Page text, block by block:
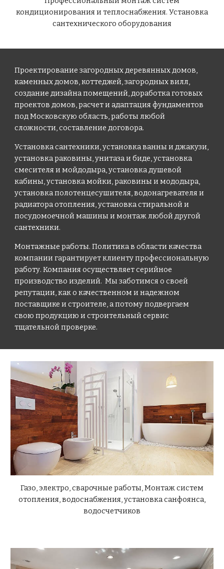
кондиционирования и теплоснабжения. Установка
сантехнического оборудования
Проектирование загородных деревянных домов,
каменных домов, коттеджей, загородных вилл,
создание дизайна помещений, доработка готовых
проектов домов, расчет и адаптация фундаментов
под Московскую область, работы любой
сложности, составление договора.
Установка сантехники, установка ванны и джакузи,
установка раковины, унитаза и биде, установка
смесителя и мойдодыра, установка душевой
кабины, установка мойки, раковины и мододыра,
установка полотенцесушителя, водонагревателя и
радиатора отопления, установка стиральной и
посудомоечной машины и монтаж любой другой
сантехники.
Монтажные работы. Политика в области качества
компании гарантирует клиенту профессиональную
работу. Компания осуществляет серийное
производство изделий. Мы заботимся о своей
репутации, как о качественном и надежном
поставщике и строителе, а потому подвергаем
свою продукцию и строительный сервис
тщательной проверке.
Газо, электро, сварочные работы, Монтаж систем
отопления, водоснабжения, установка санфоянса,
водосчетчиков